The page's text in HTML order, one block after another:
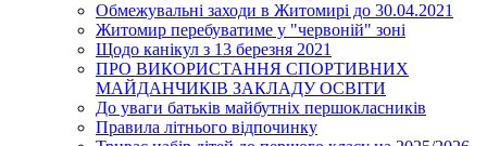
Обмежувальні заходи в Житомирі до 30.04.2021
Житомир перебуватиме у "червоній" зоні
Щодо канікул з 13 березня 2021
ПРО ВИКОРИСТАННЯ СПОРТИВНИХ
МАЙДАНЧИКІВ ЗАКЛАДУ ОСВІТИ
До уваги батьків майбутніх першокласників
Правила літнього відпочинку